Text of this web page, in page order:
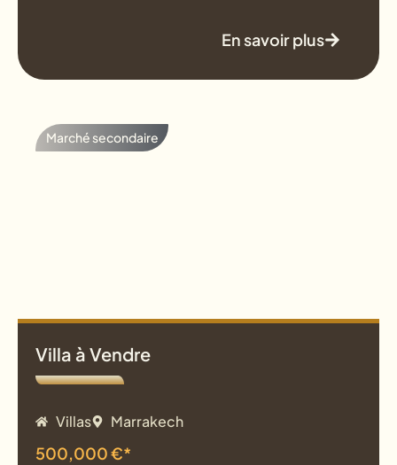
En savoir plus
Marché secondaire
Villa à Vendre
Villas Marrakech
500,000 €*